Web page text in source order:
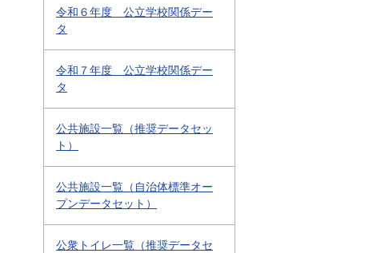
令和６年度 公立学校関係デー
タ
令和７年度 公立学校関係デー
タ
公共施設一覧（推奨データセッ
ト）
公共施設一覧（自治体標準オー
プンデータセット）
公衆トイレ一覧（推奨データセ